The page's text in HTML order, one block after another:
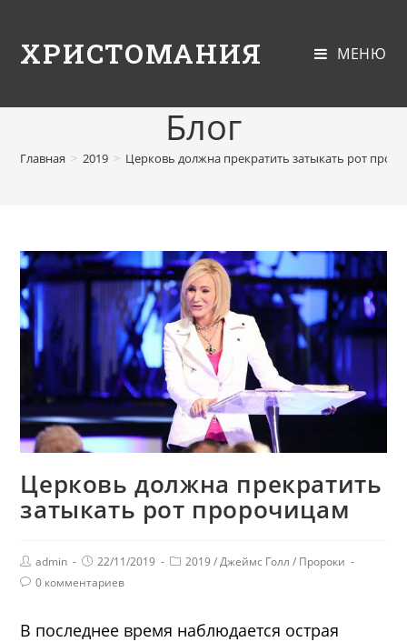
ХРИСТОМАНИЯ МЕНЮ
Блог
Главная > 2019 > Церковь должна прекратить затыкать рот
Церковь должна прекратить
затыкать рот пророчицам
admin 22/11/2019 2019 / Джеймс Голл / Пророки
0 комментариев
В последнее время наблюдается острая